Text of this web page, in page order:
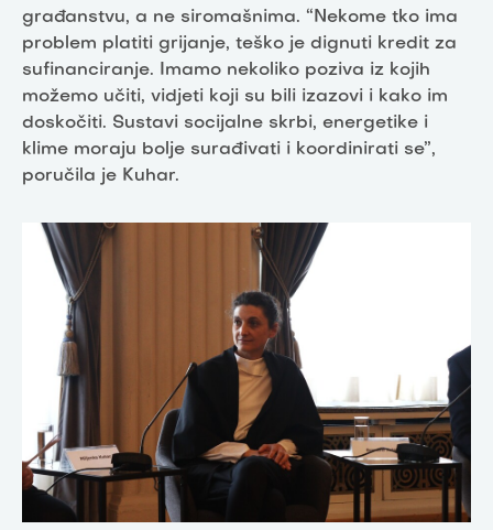
građanstvu, a ne siromašnima. “Nekome tko ima
problem platiti grijanje, teško je dignuti kredit za
sufinanciranje. Imamo nekoliko poziva iz kojih
možemo učiti, vidjeti koji su bili izazovi i kako im
doskočiti. Sustavi socijalne skrbi, energetike i
klime moraju bolje surađivati i koordinirati se”,
poručila je Kuhar.